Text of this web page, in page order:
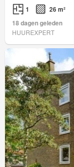
1
26 m²
18 dagen geleden
HUUREXPERT